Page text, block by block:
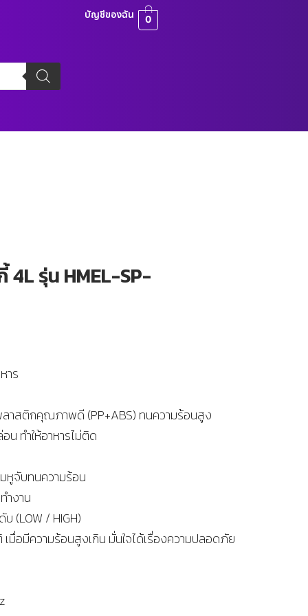
บัญชีของฉัน 0
4L รุ่น HMEL-SP-
าร
าสติกคุณภาพดี (PP+ABS) ทนความร้อนสูง
น ทำให้อาหารไม่ติด
หูจับทนความร้อน
ำงาน
(LOW / HIGH)
มื่อมีความร้อนสูงเกิน มั่นใจได้เรื่องความปลอดภัย